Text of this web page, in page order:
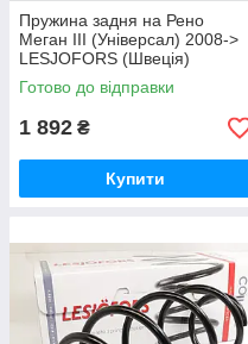
Пружина задня на Рено
Меган III (Універсал) 2008->
LESJOFORS (Швеція)
4272955
Готово до відправки
1 892 ₴
Купити